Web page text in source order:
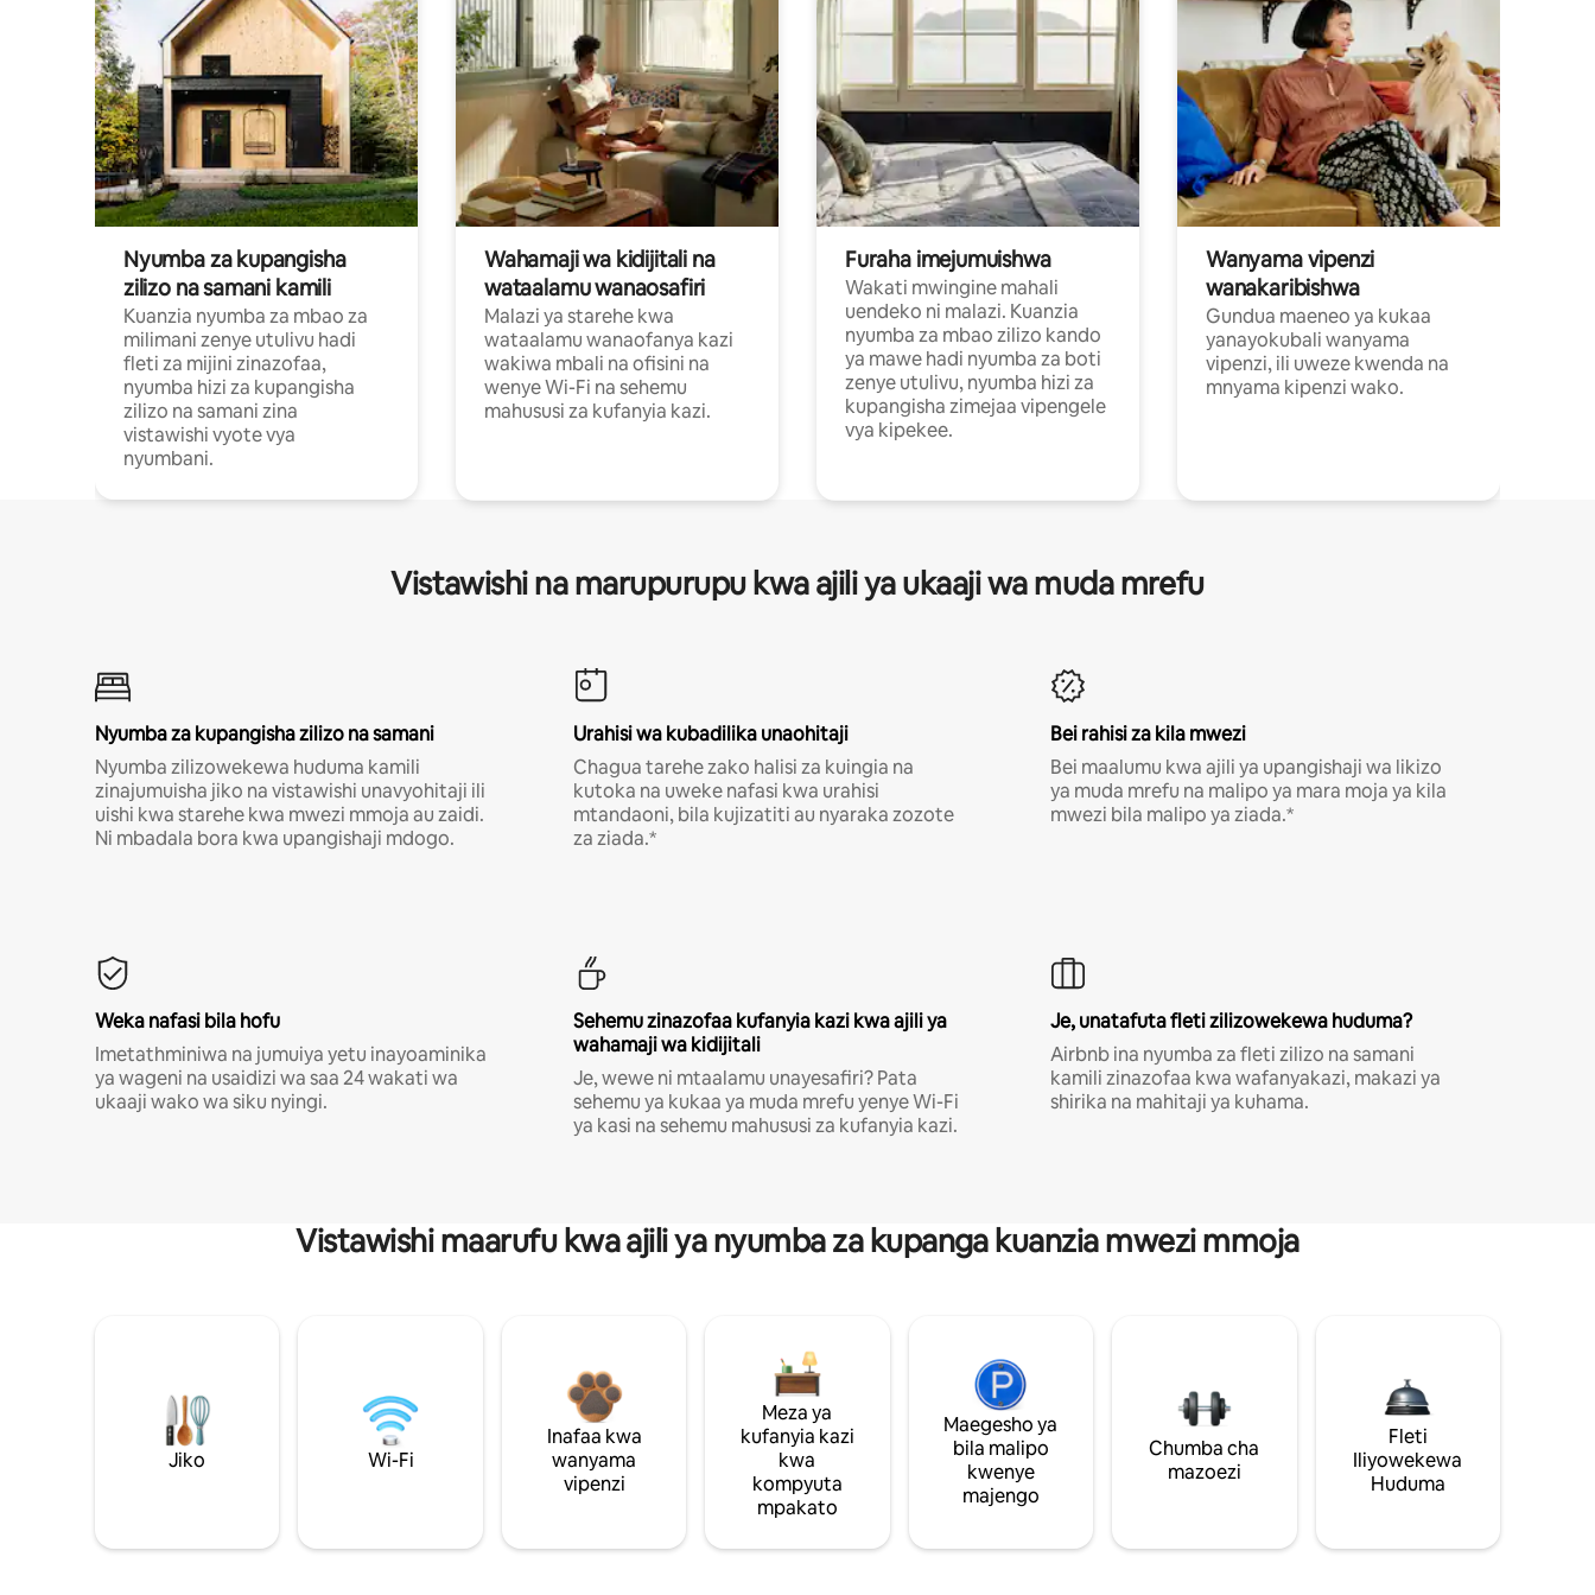
Nyumba za kupangisha
zilizo na samani kamili
Kuanzia nyumba za mbao za
milimani zenye utulivu hadi
fleti za mijini zinazofaa,
nyumba hizi za kupangisha
zilizo na samani zina
vistawishi vyote vya
nyumbani.
Wahamaji wa kidijitali na
wataalamu wanaosafiri
Malazi ya starehe kwa
wataalamu wanaofanya kazi
wakiwa mbali na ofisini na
wenye Wi-Fi na sehemu
mahususi za kufanyia kazi.
Furaha imejumuishwa
Wakati mwingine mahali
uendeko ni malazi. Kuanzia
nyumba za mbao zilizo kando
ya mawe hadi nyumba za boti
zenye utulivu, nyumba hizi za
kupangisha zimejaa vipengele
vya kipekee.
Wanyama vipenzi
wanakaribishwa
Gundua maeneo ya kukaa
yanayokubali wanyama
vipenzi, ili uweze kwenda na
mnyama kipenzi wako.
Vistawishi na marupurupu kwa ajili ya ukaaji wa muda mrefu
Nyumba za kupangisha zilizo na samani
Nyumba zilizowekewa huduma kamili
zinajumuisha jiko na vistawishi unavyohitaji ili
uishi kwa starehe kwa mwezi mmoja au zaidi.
Ni mbadala bora kwa upangishaji mdogo.
Urahisi wa kubadilika unaohitaji
Chagua tarehe zako halisi za kuingia na
kutoka na uweke nafasi kwa urahisi
mtandaoni, bila kujizatiti au nyaraka zozote
za ziada.*
Bei rahisi za kila mwezi
Bei maalumu kwa ajili ya upangishaji wa likizo
ya muda mrefu na malipo ya mara moja ya kila
mwezi bila malipo ya ziada.*
Weka nafasi bila hofu
Imetathminiwa na jumuiya yetu inayoaminika
ya wageni na usaidizi wa saa 24 wakati wa
ukaaji wako wa siku nyingi.
Sehemu zinazofaa kufanyia kazi kwa ajili ya
wahamaji wa kidijitali
Je, wewe ni mtaalamu unayesafiri? Pata
sehemu ya kukaa ya muda mrefu yenye Wi-Fi
ya kasi na sehemu mahususi za kufanyia kazi.
Je, unatafuta fleti zilizowekewa huduma?
Airbnb ina nyumba za fleti zilizo na samani
kamili zinazofaa kwa wafanyakazi, makazi ya
shirika na mahitaji ya kuhama.
Vistawishi maarufu kwa ajili ya nyumba za kupanga kuanzia mwezi mmoja
Jiko Wi-Fi
Inafaa kwa
wanyama
vipenzi
Meza ya
kufanyia kazi
kwa
kompyuta
mpakato
Maegesho ya
bila malipo
kwenye
majengo
Chumba cha
mazoezi
Fleti
Iliyowekewa
Huduma